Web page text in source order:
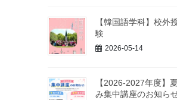
【韓国語学科】校外
験
2026-05-14
【2026-2027年度】
み集中講座のお知ら